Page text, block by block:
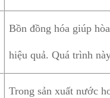
Bồn đồng hóa giúp
hiệu quả. Quá trình
Trong sản xuất nước